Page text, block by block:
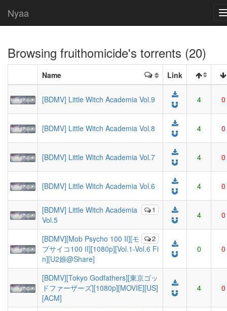
Nyaa
Browsing fruithomicide's torrents (20)
Name Link
[BDMV] Little Witch Academia Vol.9 4 0
[BDMV] Little Witch Academia Vol.8 4 0
[BDMV] Little Witch Academia Vol.7 4 0
[BDMV] Little Witch Academia Vol.6 4 0
1
[BDMV] Little Witch Academia
Vol.5
4 0
2
[BDMV][Mob Psycho 100 II][モ
ブサイコ100 II][1080p][Vol.1-Vol.6 Fi
n][U2娘@Share]
0 0
[BDMV][Tokyo Godfathers][東京ゴッ
ドファーザーズ][1080p][MOVIE][US]
[ACM]
4 0